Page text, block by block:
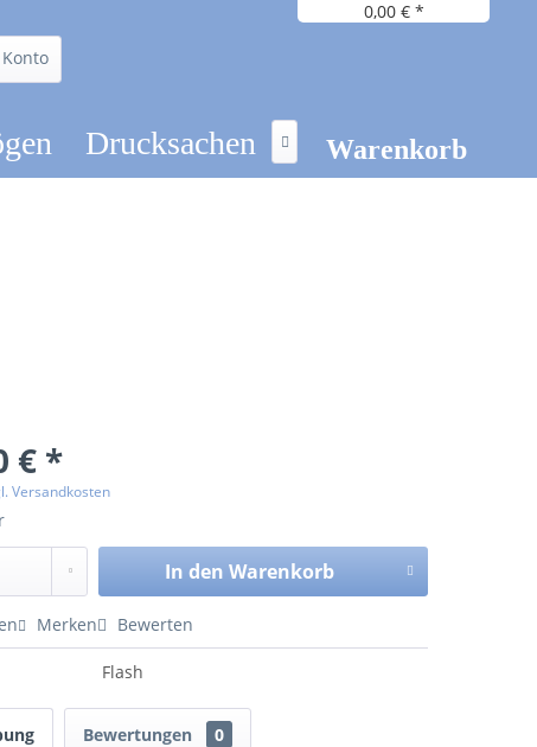
Drucksachen 
0,00 € *
Warenkorb
€ *
Versandkosten
In den Warenkorb
Merken Bewerten
Flash
Bewertungen 0